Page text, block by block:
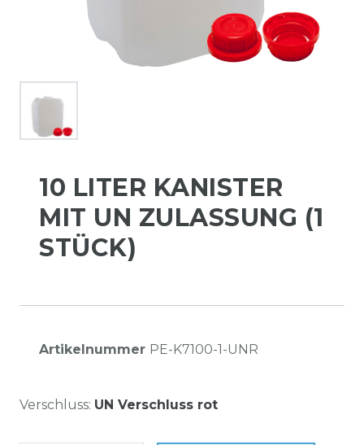
10 LITER KANISTER
MIT UN ZULASSUNG (1
STÜCK)
Artikelnummer PE-K7100-1-UNR
Verschluss: UN Verschluss rot